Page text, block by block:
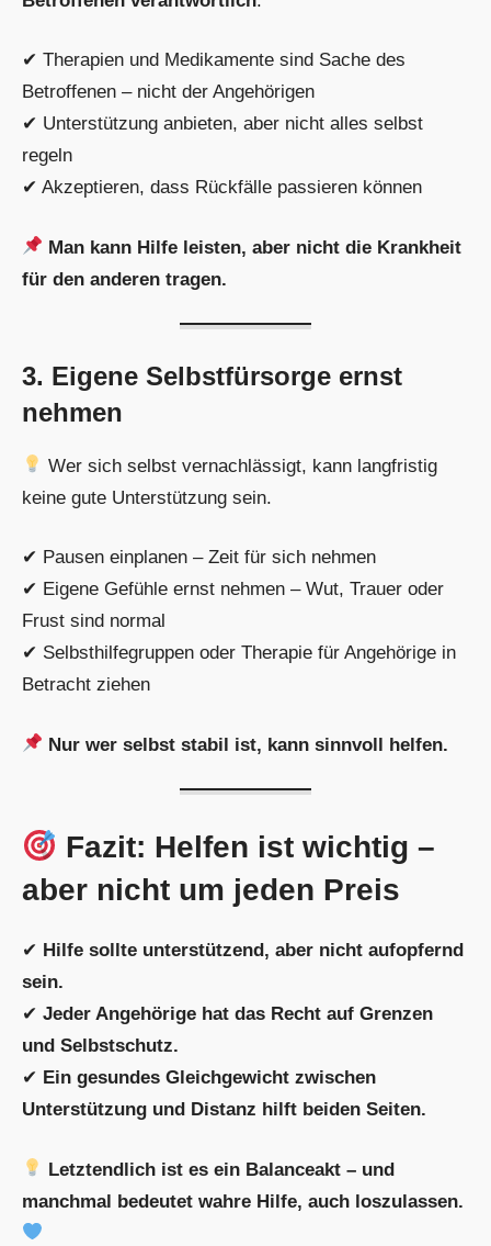
✔ Therapien und Medikamente sind Sache des
Betroffenen – nicht der Angehörigen
✔ Unterstützung anbieten, aber nicht alles selbst
regeln
✔ Akzeptieren, dass Rückfälle passieren können
Man kann Hilfe leisten, aber nicht die Krankheit
für den anderen tragen.
3. Eigene Selbstfürsorge ernst
nehmen
Wer sich selbst vernachlässigt, kann langfristig
keine gute Unterstützung sein.
✔ Pausen einplanen – Zeit für sich nehmen
✔ Eigene Gefühle ernst nehmen – Wut, Trauer oder
Frust sind normal
✔ Selbsthilfegruppen oder Therapie für Angehörige in
Betracht ziehen
Nur wer selbst stabil ist, kann sinnvoll helfen.
Fazit: Helfen ist wichtig –
aber nicht um jeden Preis
✔ Hilfe sollte unterstützend, aber nicht aufopfernd
sein.
✔ Jeder Angehörige hat das Recht auf Grenzen
und Selbstschutz.
✔ Ein gesundes Gleichgewicht zwischen
Unterstützung und Distanz hilft beiden Seiten.
Letztendlich ist es ein Balanceakt – und
manchmal bedeutet wahre Hilfe, auch loszulassen.